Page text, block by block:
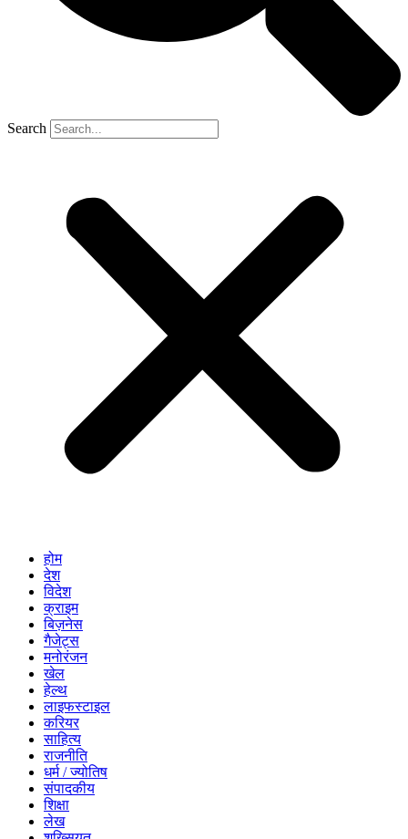
Search
होम
देश
विदेश
क्राइम
बिज़नेस
गैजेट्स
मनोरंजन
खेल
हेल्थ
लाइफस्टाइल
करियर
साहित्य
राजनीति
धर्म / ज्योतिष
संपादकीय
शिक्षा
लेख